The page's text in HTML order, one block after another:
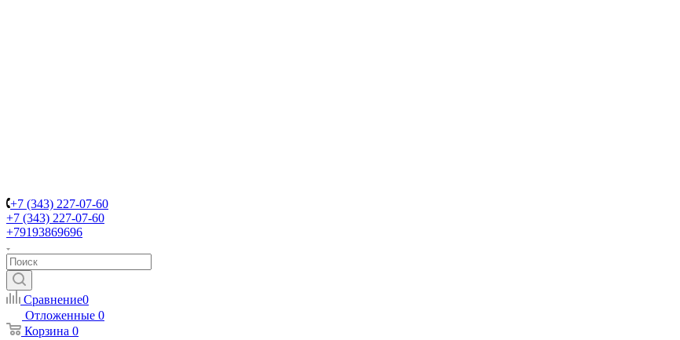
+7 (343) 227-07-60
+7 (343) 227-07-60
+79193869696
Сравнение0
Отложенные 0
Корзина 0